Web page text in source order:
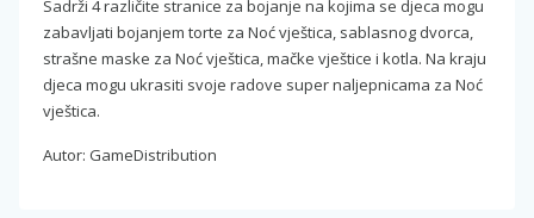
Sadrži 4 različite stranice za bojanje na kojima se djeca mogu
zabavljati bojanjem torte za Noć vještica, sablasnog dvorca,
strašne maske za Noć vještica, mačke vještice i kotla. Na kraju
djeca mogu ukrasiti svoje radove super naljepnicama za Noć
vještica.
Autor: GameDistribution